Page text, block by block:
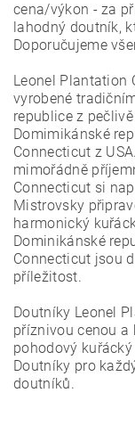
cena/výkon - za
lahodný doutník,
Doporučujeme
Leonel Plantation
vyrobené
republice z
Domimikánské
Connecticut z
mimořádně
Connecticut si
Mistrovsky
harmonický
Dominikánské
Connecticut jsou
příležitost.
Doutníky Leonel
příznivou cenou
pohodový
Doutníky pro
doutníků.